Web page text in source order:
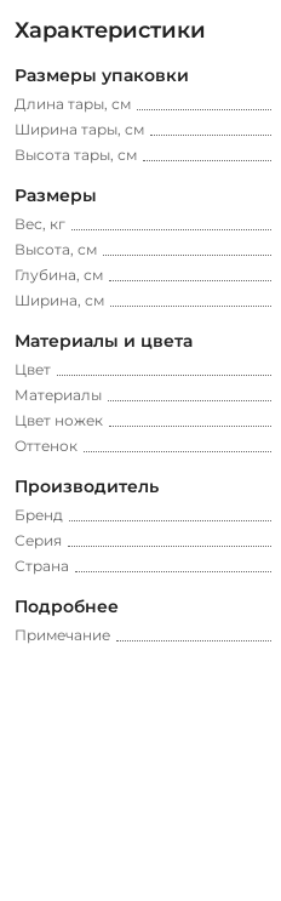
Характеристики
Размеры упаковки
Длина тары, см
Ширина тары, см
Высота тары, см
Размеры
Вес, кг
Высота, см
Глубина, см
Ширина, см
Материалы и цвета
Цвет
Материалы
Цвет ножек
Оттенок
Производитель
Бренд
Серия
Страна
Подробнее
Примечание